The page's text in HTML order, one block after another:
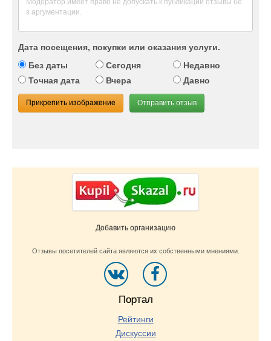
Дата посещения, покупки или оказания услуги.
Без даты
Сегодня
Недавно
Точная дата
Вчера Давно
Прикрепить изображение Отправить отзыв
Добавить организацию
Отзывы посетителей сайта являются их собственными мнениями.
Портал
Рейтинги
Дискуссии